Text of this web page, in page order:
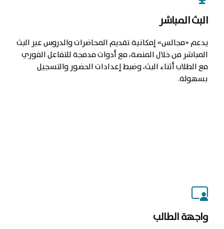
البث المباشر
يدعم «مجالس» إمكانية تقديم المحاضرات والدروس عبر البث
المباشر من خلال المنصة، مع أدوات مدمجة للتفاعل الفوري
مع الطلاب أثناء البث، وضبط إعدادات الحضور والتسجيل
بسهولة.
واجهة الطالب